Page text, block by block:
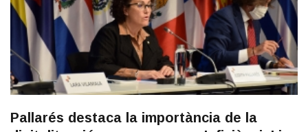
Pallarés destaca la importància de la